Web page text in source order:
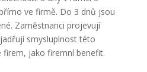
ve firmě. Do 3 dnů jsou
Zaměstnanci projevují
smysluplnost této
firem, jako firemní benefit.